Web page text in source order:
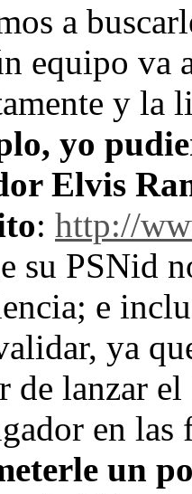
a
equipo va
y la
yo
Elvis
: http://
su PSNid
e
ya
de lanzar
en las
un